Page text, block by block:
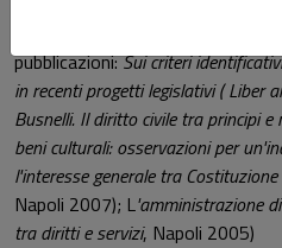
pubblicazioni:Sui criteri
in recenti progetti legislativi ( Liber
Busnelli. Il diritto civile tra principi e
beni culturali: osservazioni per
l'interesse generale tra
Napoli 2007); L'amministrazione
tra diritti e servizi, Napoli 2005)